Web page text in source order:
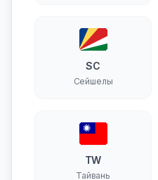
SC
Сейшелы
TW
Тайвань